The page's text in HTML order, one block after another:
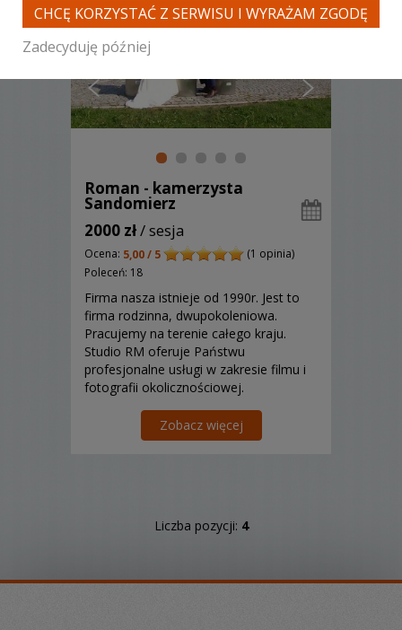
Roman - kamerzysta
Sandomierz
2000 zł/ sesja
Ocena: 5,00 / 5
(1 opinia)
Poleceń: 18
Firma nasza istnieje od 1990r. Jest to
firma rodzinna, dwupokoleniowa.
Pracujemy na terenie całego kraju.
Studio RM oferuje Państwu
profesjonalne usługi w zakresie filmu i
fotografii okolicznościowej.
sprzętem do fotografii oraz
REJESTRACJI video. Realizacje wizualne
Zobacz więcej
Liczba pozycji: 4
CHCĘ KORZYSTAĆ Z SERWISU I WYRAŻAM ZGODĘ
Zadecyduję później